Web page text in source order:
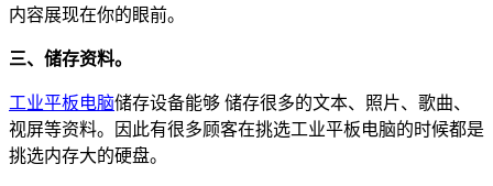
内容展现在你的眼前。
三、储存资料。
工业平板电脑储存设备能够 储存很多的文本、照片、歌曲、
视屏等资料。因此有很多顾客在挑选工业平板电脑的时候都是
挑选内存大的硬盘。